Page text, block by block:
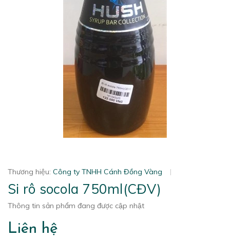
Thương hiệu: Công ty TNHH Cánh Đồng Vàng |
Si rô socola 750ml(CĐV)
Thông tin sản phẩm đang được cập nhật
Liên hệ